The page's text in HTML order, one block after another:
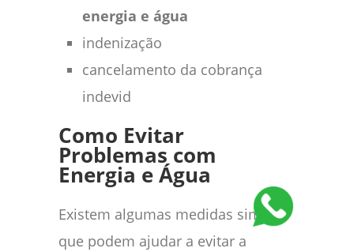
energia e água
indenização
cancelamento da cobrança
indevid
Como Evitar
Problemas com
Energia e Água
Existem algumas medidas simples
que podem ajudar a evitar a